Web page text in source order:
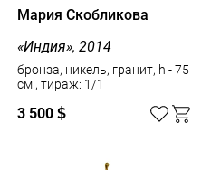
Мария Скобликова
«Индия», 2014
бронза, никель, гранит, h - 75
см , тираж: 1/1
3 500 $